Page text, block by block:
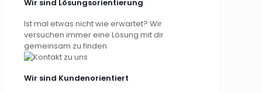
Wir sind Lösungsorientierung
Ist mal etwas nicht wie erwartet? Wir
versuchen immer eine Lösung mit dir
gemeinsam zu finden
Wir sind Kundenorientiert